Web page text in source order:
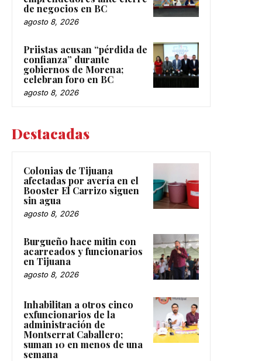
de negocios en BC
agosto 8, 2026
Priistas acusan “pérdida de
confianza” durante
gobiernos de Morena;
celebran foro en BC
agosto 8, 2026
Destacadas
Colonias de Tijuana
afectadas por avería en el
Booster El Carrizo siguen
sin agua
agosto 8, 2026
Burgueño hace mitin con
acarreados y funcionarios
en Tijuana
agosto 8, 2026
Inhabilitan a otros cinco
exfuncionarios de la
administración de
Montserrat Caballero;
suman 10 en menos de una
semana